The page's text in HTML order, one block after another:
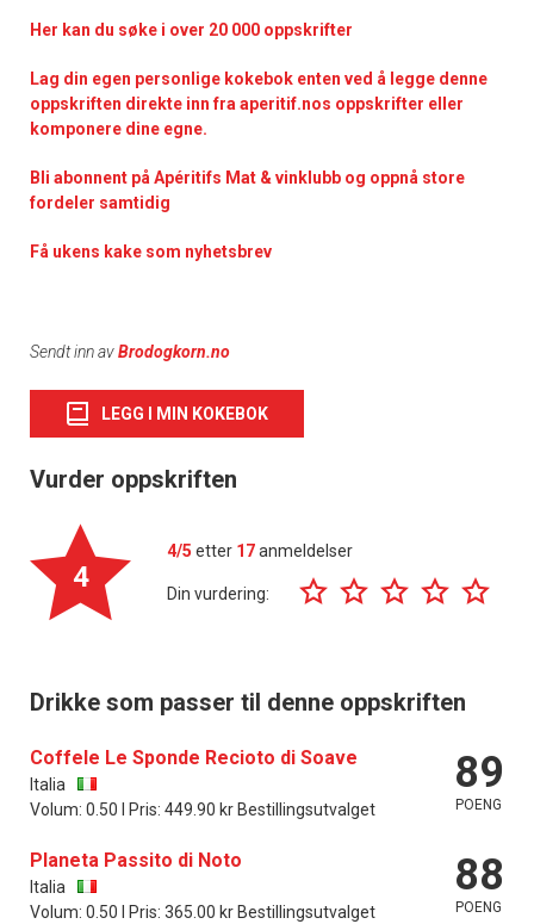
Her kan du søke i over 20 000 oppskrifter
Lag din egen personlige kokebok enten ved å legge denne
oppskriften direkte inn fra aperitif.nos oppskrifter eller
komponere dine egne.
Bli abonnent på Apéritifs Mat & vinklubb og oppnå store
fordeler samtidig
Få ukens kake som nyhetsbrev
Sendt inn avBrodogkorn.no
LEGG I MIN KOKEBOK
Vurder oppskriften
4
4/5 etter 17anmeldelser
Din vurdering:
Drikke som passer til denne oppskriften
Coffele Le Sponde Recioto di Soave
Italia
Volum: 0.50 l Pris: 449.90 kr Bestillingsutvalget
89
POENG
Planeta Passito di Noto
Italia
Volum: 0.50 l Pris: 365.00 kr Bestillingsutvalget
88
POENG